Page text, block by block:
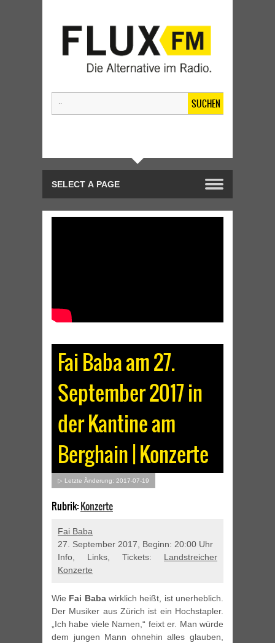
SUCHEN
Fai Baba am 27.
September 2017 in
der Kantine am
Berghain | Konzerte
▷ Letzte Änderung: 2017-07-19
Rubrik:Konzerte
Fai Baba
27. September 2017, Beginn: 20:00 Uhr
Info, Links, Tickets: Landstreicher
Konzerte
Wie Fai Babawirklich heißt, ist unerheblich.
Der Musiker aus Zürich ist ein Hochstapler.
„Ich habe viele Namen,“ feixt er. Man würde
dem jungen Mann ohnehin alles glauben,